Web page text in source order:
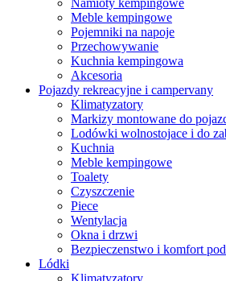
Namioty kempingowe
Meble kempingowe
Pojemniki na napoje
Przechowywanie
Kuchnia kempingowa
Akcesoria
Pojazdy rekreacyjne i campervany
Klimatyzatory
Markizy montowane do
Lodówki wolnostojace i do
Kuchnia
Meble kempingowe
Toalety
Czyszczenie
Piece
Wentylacja
Okna i drzwi
Bezpieczenstwo i komfort
Lódki